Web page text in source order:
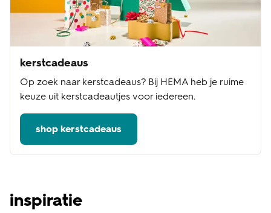
kerstcadeaus
Op zoek naar kerstcadeaus? Bij HEMA heb je ruime
keuze uit kerstcadeautjes voor iedereen.
shop kerstcadeaus
inspiratie